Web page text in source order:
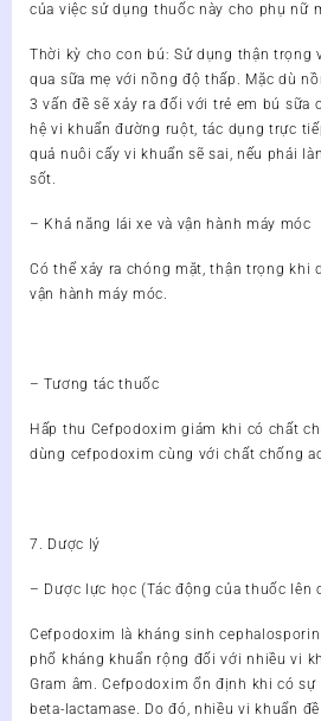
của việc sử dụng thuốc này cho phụ nữ
Thời kỳ cho con bú: Sử dụng thận trọng
qua sữa mẹ với nồng độ thấp. Mặc dù
3 vấn đề sẽ xảy ra đối với trẻ em bú sữa
hệ vi khuẩn đường ruột, tác dụng trực
quả nuôi cấy vi khuẩn sẽ sai, nếu phải
sốt.
– Khả năng lái xe và vận hành máy móc
Có thể xảy ra chóng mặt, thận trọng khi
vận hành máy móc.
– Tương tác thuốc
Hấp thu Cefpodoxim giảm khi có chất
dùng cefpodoxim cùng với chất chống
7. Dược lý
– Dược lực học (Tác động của thuốc lên
Cefpodoxim là kháng sinh
phổ kháng khuẩn rộng đối với nhiều vi
Gram âm. Cefpodoxim ổn định khi có sự
beta-lactamase. Do đó, nhiều vi khuẩn